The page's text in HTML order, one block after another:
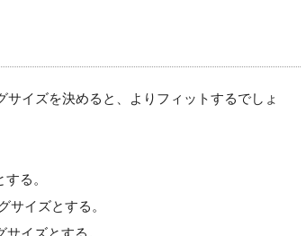
イズを決めると、よりフィットするでしょ
る。
イズとする。
イズとする。